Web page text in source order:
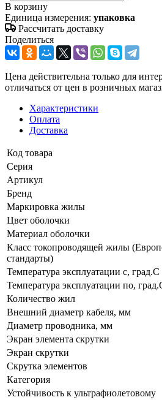
В корзину
Единица измерения: упаковка
Рассчитать доставку
Поделиться
Цена действительна только для
отличаться от цен в розничных
Характеристики
Оплата
Доставка
Код товара
Серия
Артикул
Бренд
Маркировка жилы
Цвет оболочки
Материал оболочки
Класс токопроводящей жилы
стандарты)
Температура эксплуатации с, град.C
Температура эксплуатации по,
Количество жил
Внешний диаметр кабеля, мм
Диаметр проводника, мм
Экран элемента скрутки
Экран скрутки
Скрутка элементов
Категория
Устойчивость к ультрафиолетовому